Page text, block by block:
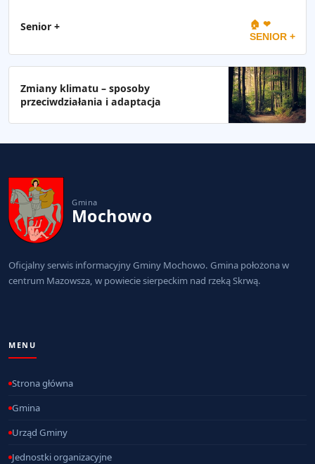
Senior + 🏠 ❤
SENIOR +
Zmiany klimatu – sposoby
przeciwdziałania i adaptacja
Gmina
Mochowo
Oficjalny serwis informacyjny Gminy Mochowo. Gmina położona w
centrum Mazowsza, w powiecie sierpeckim nad rzeką Skrwą.
MENU
Strona główna
Gmina
Urząd Gminy
Jednostki organizacyjne